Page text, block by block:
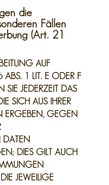
die
Fällen
(Art. 21
AUF
1 LIT. E ODER F
SIE JEDERZEIT DAS
SICH AUS IHRER
ERGEBEN, GEGEN
DATEN
DIES GILT AUCH
JEWEILIGE